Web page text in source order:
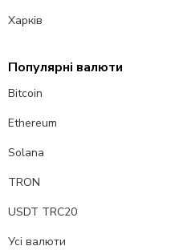
Харків
Популярні валюти
Bitcoin
Ethereum
Solana
TRON
USDT TRC20
Усі валюти